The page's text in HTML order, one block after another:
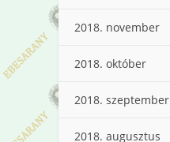
2018. november
2018. október
2018. szeptember
2018. augusztus